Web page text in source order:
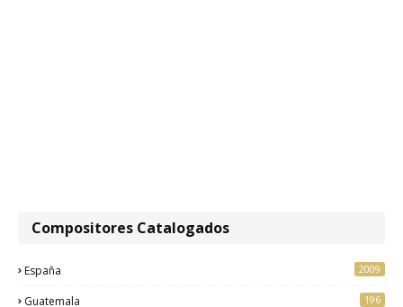
Compositores Catalogados
España 2009
Guatemala 196